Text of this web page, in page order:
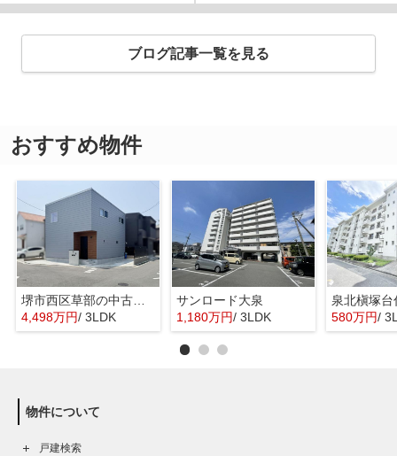
ブログ記事一覧を見る
おすすめ物件
堺市西区草部の中古一戸建
4,498万円/ 3LDK
サンロード大泉
1,180万円/ 3LDK
泉北槇塚
580万円/
物件について
戸建検索